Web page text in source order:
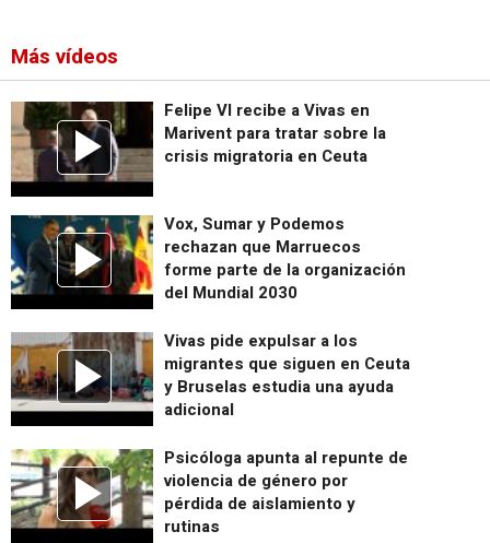
Más vídeos
Felipe VI recibe a Vivas en
Marivent para tratar sobre la
crisis migratoria en Ceuta
Vox, Sumar y Podemos
rechazan que Marruecos
forme parte de la organización
del Mundial 2030
Vivas pide expulsar a los
migrantes que siguen en Ceuta
y Bruselas estudia una ayuda
adicional
Psicóloga apunta al repunte de
violencia de género por
pérdida de aislamiento y
rutinas